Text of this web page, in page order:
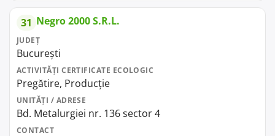
31 Negro 2000 S.R.L.
JUDEȚ
București
ACTIVITĂȚI CERTIFICATE ECOLOGIC
Pregătire, Producție
UNITĂȚI / ADRESE
Bd. Metalurgiei nr. 136 sector 4
CONTACT